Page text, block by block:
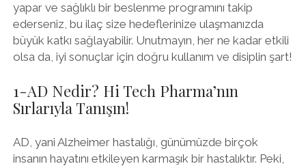
yapar ve sağlıklı bir beslenme programını takip
ederseniz, bu ilaç size hedeflerinize ulaşmanızda
büyük katkı sağlayabilir. Unutmayın, her ne kadar etkili
olsa da, iyi sonuçlar için doğru kullanım ve disiplin şart!
1-AD Nedir? Hi Tech Pharma’nın
Sırlarıyla Tanışın!
AD, yani Alzheimer hastalığı, günümüzde birçok
insanın hayatını etkileyen karmaşık bir hastalıktır. Peki,